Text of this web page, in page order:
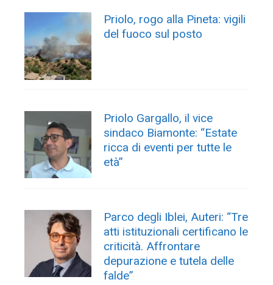
Priolo, rogo alla Pineta: vigili
del fuoco sul posto
Priolo Gargallo, il vice
sindaco Biamonte: “Estate
ricca di eventi per tutte le
età”
Parco degli Iblei, Auteri: “Tre
atti istituzionali certificano le
criticità. Affrontare
depurazione e tutela delle
falde”